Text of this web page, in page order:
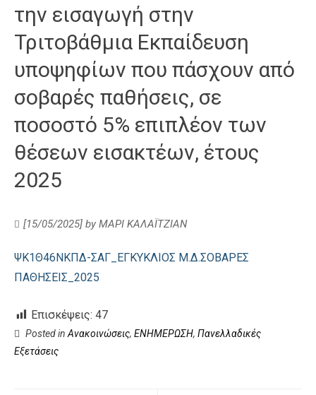
την εισαγωγή στην
Τριτοβάθμια Εκπαίδευση
υποψηφίων που πάσχουν από
σοβαρές παθήσεις, σε
ποσοστό 5% επιπλέον των
θέσεων εισακτέων, έτους
2025
[15/05/2025] by ΜΑΡΙ ΚΑΛΑΪΤΖΙΑΝ
ΨΚ1Θ46ΝΚΠΔ-ΣΑΓ_ΕΓΚΥΚΛΙΟΣ Μ.Δ.ΣΟΒΑΡΕΣ
ΠΑΘΗΣΕΙΣ_2025
Επισκέψεις: 47
Posted in Ανακοινώσεις, ΕΝΗΜΕΡΩΣΗ, Πανελλαδικές
Εξετάσεις